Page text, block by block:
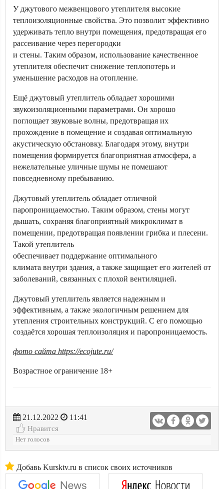
У джутового межвенцового утеплителя высокие
теплоизоляционные свойства. Это позволит эффективно
удерживать тепло внутри помещения, предотвращая его
рассеивание через перегородки
и стены. Таким образом, использование качественное
утеплителя обеспечит снижение теплопотерь и
уменьшение расходов на отопление.
Ещё джутовый утеплитель обладает хорошими
звукоизоляционными параметрами. Он хорошо
поглощает звуковые волны, предотвращая их
прохождение в помещение и создавая оптимальную
акустическую обстановку. Благодаря этому, внутри
помещения формируется благоприятная атмосфера, а
нежелательные уличные шумы не помешают
повседневному пребыванию.
Джутовый утеплитель обладает отличной
паропроницаемостью. Таким образом, стены могут
дышать, сохраняя благоприятный микроклимат в
помещении, предотвращая появлении грибка и плесени.
Такой утеплитель
обеспечивает поддержание оптимального
климата внутри здания, а также защищает его жителей от
заболеваний, связанных с плохой вентиляцией.
Джутовый утеплитель является надежным и
эффективным, а также экологичным решением для
утепления строительных конструкций. С его помощью
создаётся хорошая теплоизоляция и паропроницаемость.
фото сайта https://ecojute.ru/
Возрастное ограничение 18+
21.12.2022
11:41
Нравится
Нет голосов
Добавь Kursktv.ru в список своих источников